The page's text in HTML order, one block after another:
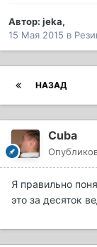
Автор: jeka,
15 Мая 2015 в
НАЗАД
Cuba
Я правильно
это за десяток